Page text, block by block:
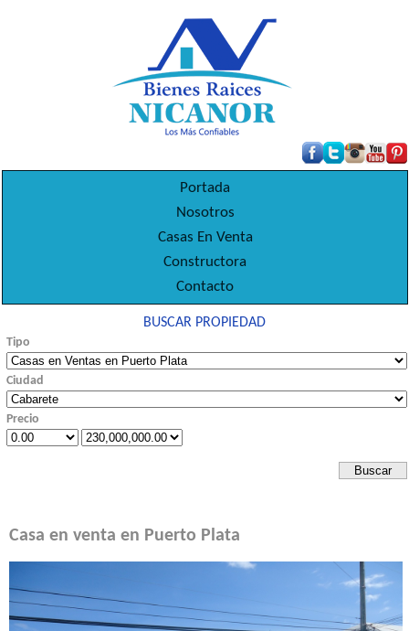
Portada
Nosotros
Casas En Venta
Constructora
Contacto
BUSCAR PROPIEDAD
Tipo
Ciudad
Precio
Casa en venta en Puerto Plata